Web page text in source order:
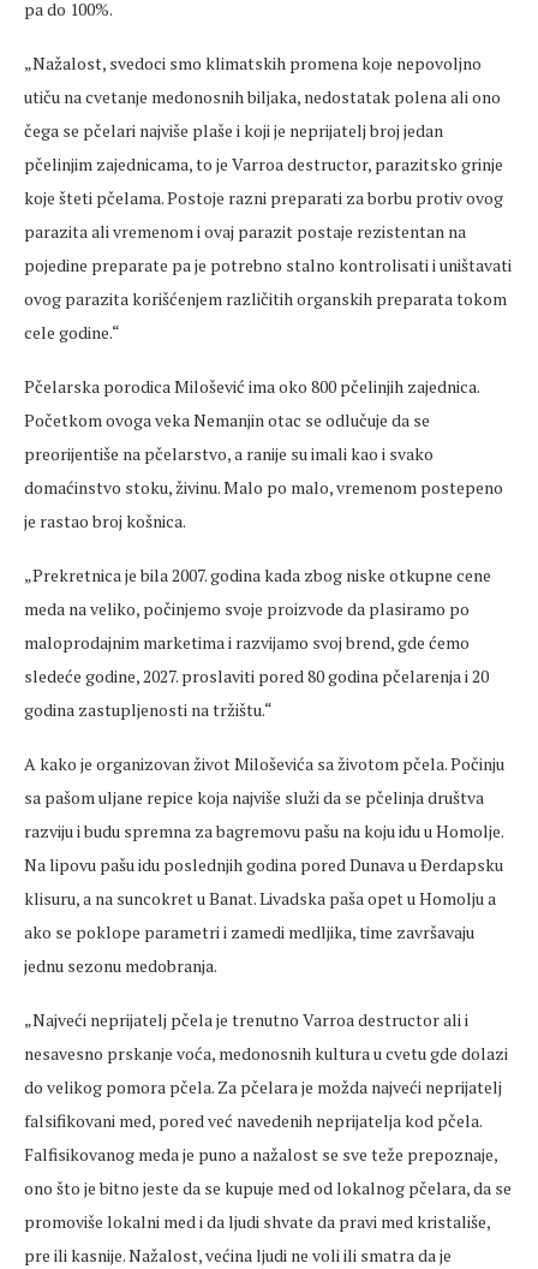
pa do 100%.
„Nažalost, svedoci smo klimatskih promena koje nepovoljno
utiču na cvetanje medonosnih biljaka, nedostatak polena ali ono
čega se pčelari najviše plaše i koji je neprijatelj broj jedan
pčelinjim zajednicama, to je Varroa destructor, parazitsko grinje
koje šteti pčelama. Postoje razni preparati za borbu protiv ovog
parazita ali vremenom i ovaj parazit postaje rezistentan na
pojedine preparate pa je potrebno stalno kontrolisati i uništavati
ovog parazita korišćenjem različitih organskih preparata tokom
cele godine.“
Pčelarska porodica Milošević ima oko 800 pčelinjih zajednica.
Početkom ovoga veka Nemanjin otac se odlučuje da se
preorijentiše na pčelarstvo, a ranije su imali kao i svako
domaćinstvo stoku, živinu. Malo po malo, vremenom postepeno
je rastao broj košnica.
„Prekretnica je bila 2007. godina kada zbog niske otkupne cene
meda na veliko, počinjemo svoje proizvode da plasiramo po
maloprodajnim marketima i razvijamo svoj brend, gde ćemo
sledeće godine, 2027. proslaviti pored 80 godina pčelarenja i 20
godina zastupljenosti na tržištu.“
A kako je organizovan život Miloševića sa životom pčela. Počinju
sa pašom uljane repice koja najviše služi da se pčelinja društva
razviju i budu spremna za bagremovu pašu na koju idu u Homolje.
Na lipovu pašu idu poslednjih godina pored Dunava u Đerdapsku
klisuru, a na suncokret u Banat. Livadska paša opet u Homolju a
ako se poklope parametri i zamedi medljika, time završavaju
jednu sezonu medobranja.
„Najveći neprijatelj pčela je trenutno Varroa destructor ali i
nesavesno prskanje voća, medonosnih kultura u cvetu gde dolazi
do velikog pomora pčela. Za pčelara je možda najveći neprijatelj
falsifikovani med, pored već navedenih neprijatelja kod pčela.
Falfisikovanog meda je puno a nažalost se sve teže prepoznaje,
ono što je bitno jeste da se kupuje med od lokalnog pčelara, da se
promoviše lokalni med i da ljudi shvate da pravi med kristališe,
pre ili kasnije. Nažalost, većina ljudi ne voli ili smatra da je